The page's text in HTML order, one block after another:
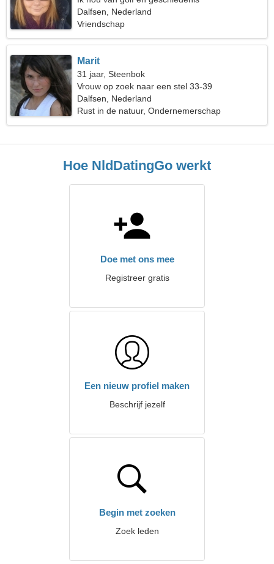
Dalfsen, Nederland
Vriendschap
Marit
31 jaar, Steenbok
Vrouw op zoek naar een stel 33-39
Dalfsen, Nederland
Rust in de natuur, Ondernemerschap
Hoe NldDatingGo werkt
Doe met ons mee
Registreer gratis
Een nieuw profiel maken
Beschrijf jezelf
Begin met zoeken
Zoek leden